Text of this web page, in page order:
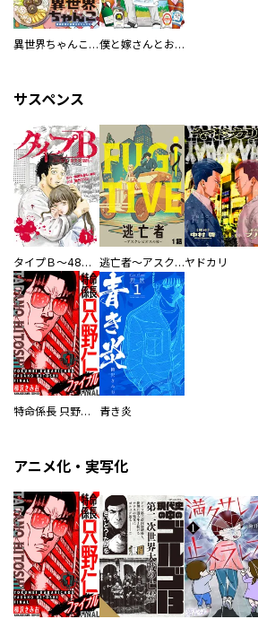
異世界ちゃんこ～横綱目前に召喚されたんだが～ 【連載版】 僕と嫁さんとお酒の関係
サスペンス
タイプＢ～48時間後、致死率100％～【単話】 逃亡者～アスクレピオスの杖～ヤドカリ
特命係長 只野仁ファイナル 愛蔵版 青き炎
アニメ化・実写化